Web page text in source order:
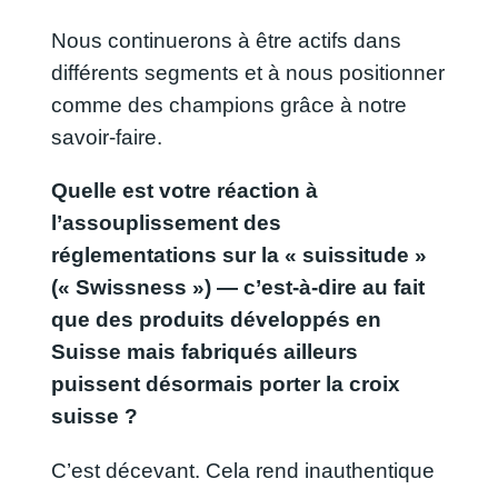
Nous continuerons à être actifs dans
différents segments et à nous positionner
comme des champions grâce à notre
savoir-faire.
Quelle est votre réaction à
l’assouplissement des
réglementations sur la « suissitude »
(« Swissness ») — c’est-à-dire au fait
que des produits développés en
Suisse mais fabriqués ailleurs
puissent désormais porter la croix
suisse ?
C’est décevant. Cela rend inauthentique